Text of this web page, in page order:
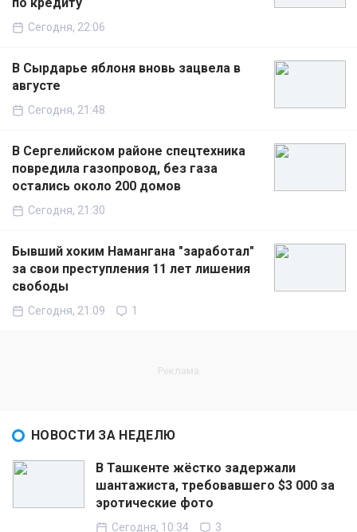
по кредиту
Сегодня, 22:06
В Сырдарье яблоня вновь зацвела в
августе
Сегодня, 21:48
В Сергелийском районе спецтехника
повредила газопровод, без газа
остались около 200 домов
Сегодня, 21:30
Бывший хоким Намангана "заработал"
за свои преступления 11 лет лишения
свободы
Сегодня, 21:09 1
НОВОСТИ ЗА НЕДЕЛЮ
В Ташкенте жёстко задержали
шантажиста, требовавшего $3 000 за
эротические фото
Сегодня, 10:34 3